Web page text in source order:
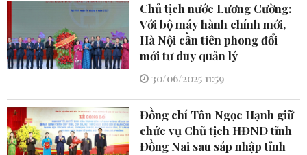
Chủ tịch nước Lương Cường:
Với bộ máy hành chính mới,
Hà Nội cần tiên phong đổi
mới tư duy quản lý
30/06/2025 11:59
Đồng chí Tôn Ngọc Hạnh giữ
chức vụ Chủ tịch HĐND tỉnh
Đồng Nai sau sáp nhập tỉnh